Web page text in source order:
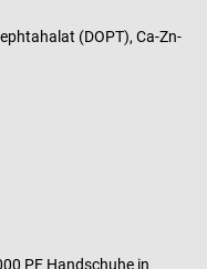
(DOPT), Ca-Zn-
PF Handschuhe in